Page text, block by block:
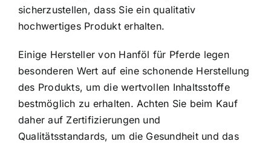
sicherzustellen, dass Sie ein qualitativ
hochwertiges Produkt erhalten.
Einige Hersteller von Hanföl für Pferde legen
besonderen Wert auf eine schonende Herstellung
des Produkts, um die wertvollen Inhaltsstoffe
bestmöglich zu erhalten. Achten Sie beim Kauf
daher auf Zertifizierungen und
Qualitätsstandards, um die Gesundheit und das